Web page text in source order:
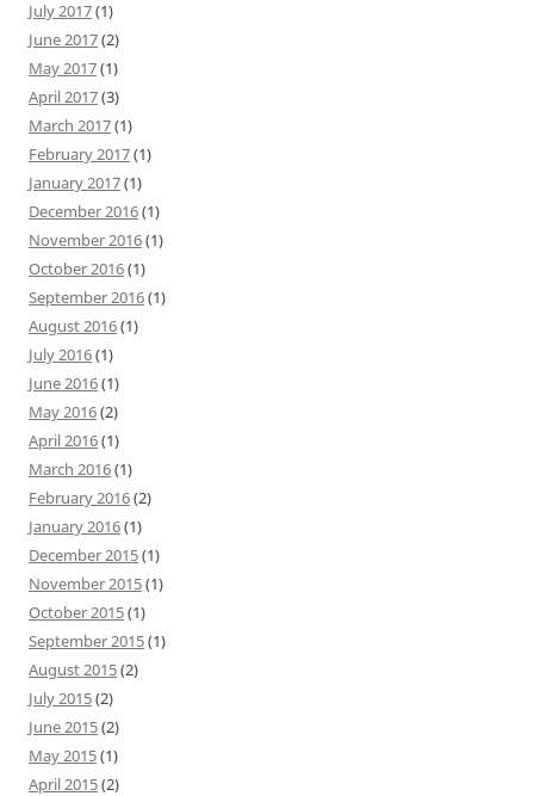
July 2017(1)
June 2017(2)
May 2017(1)
April 2017(3)
March 2017(1)
February 2017(1)
January 2017(1)
December 2016(1)
November 2016(1)
October 2016(1)
September 2016(1)
August 2016(1)
July 2016(1)
June 2016(1)
May 2016(2)
April 2016(1)
March 2016(1)
February 2016(2)
January 2016(1)
December 2015(1)
November 2015(1)
October 2015(1)
September 2015(1)
August 2015(2)
July 2015(2)
June 2015(2)
May 2015(1)
April 2015(2)